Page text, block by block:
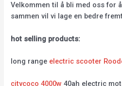
Velkommen til å bli med oss for
sammen vil vi lage en bedre
hot selling products:
long range electric scooter
citycoco 4000w 40ah electric